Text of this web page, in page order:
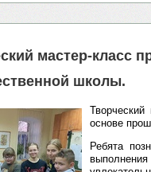
мастер-класс
школы.
основе
Ребята